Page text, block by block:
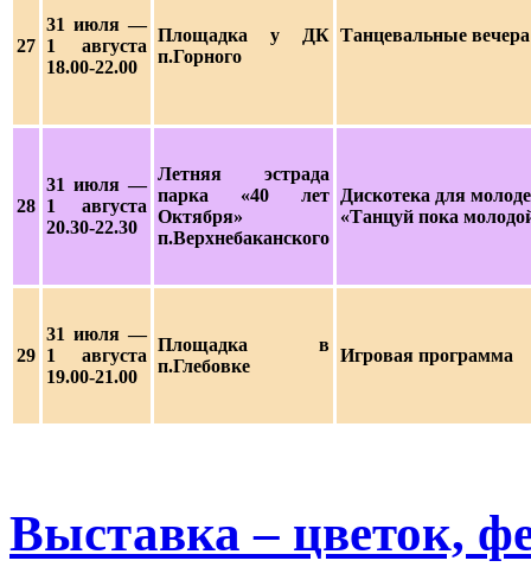
27
31 июля —
1 августа
18.00-22.00
Площадка у ДК
п.Горного
Танцевальные
28
31 июля —
1 августа
20.30-22.30
Летняя эстрада
парка «40 лет
Октября»
п.Верхнебаканского
Дискотека для
«Танцуй пока
29
31 июля —
1 августа
19.00-21.00
Площадка в
п.Глебовке
Игровая программа
Выставка – цветок,